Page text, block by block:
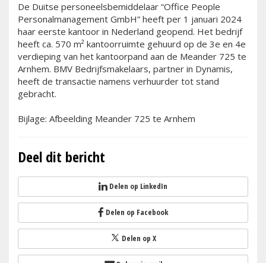
De Duitse personeelsbemiddelaar “Office People
Personalmanagement GmbH” heeft per 1 januari 2024
haar eerste kantoor in Nederland geopend. Het bedrijf
heeft ca. 570 m² kantoorruimte gehuurd op de 3e en 4e
verdieping van het kantoorpand aan de Meander 725 te
Arnhem. BMV Bedrijfsmakelaars, partner in Dynamis,
heeft de transactie namens verhuurder tot stand
gebracht.
Bijlage: Afbeelding Meander 725 te Arnhem
Deel dit bericht
Delen op LinkedIn
Delen op Facebook
Delen op X